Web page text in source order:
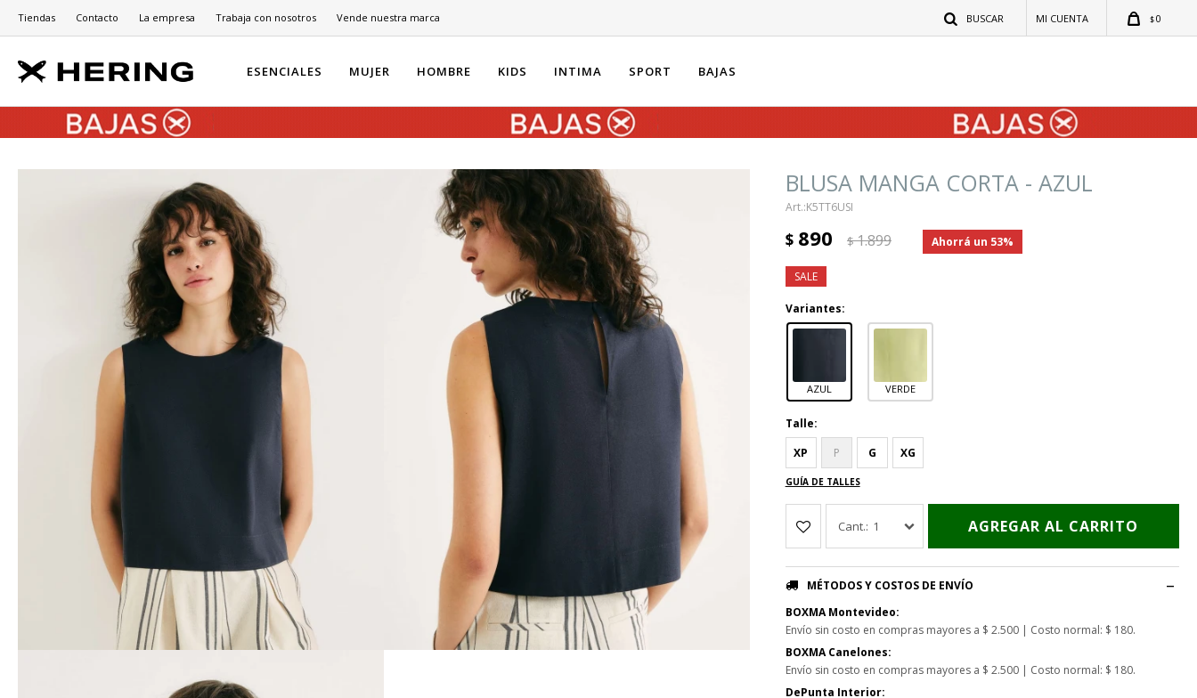
ESENCIALES MUJER HOMBRE KIDS INTIMA SPORT BAJAS
$0
Tiendas Contacto La empresa Trabaja con nosotros Vende nuestra marca
BLUSA MANGA CORTA - AZUL
K5TT6USI
$ 890 $1.899 53
Variantes:
AZUL VERDE
Talle:
XP
P G XG
GUÍA DE TALLES
1 AGREGAR AL CARRITO
MÉTODOS Y COSTOS DE ENVÍO
BOXMA Montevideo:
Envío sin costo en compras mayores a $ 2.500 | Costo normal: $ 180.
BOXMA Canelones:
Envío sin costo en compras mayores a $ 2.500 | Costo normal: $ 180.
DePunta Interior: